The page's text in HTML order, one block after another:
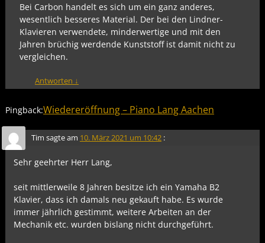
Bei Carbon handelt es sich um ein ganz anderes,
wesentlich besseres Material. Der bei den Lindner-
Klavieren verwendete, minderwertige und mit den
Jahren brüchig werdende Kunststoff ist damit nicht zu
vergleichen.
Antworten ↓
Pingback:Wiedereröffnung – Piano Lang Aachen
Tim sagte am 10. März 2021 um 10:42 :
Sehr geehrter Herr Lang,
seit mittlerweile 8 Jahren besitze ich ein Yamaha B2
Klavier, dass ich damals neu gekauft habe. Es wurde
immer jährlich gestimmt, weitere Arbeiten an der
Mechanik etc. wurden bislang nicht durchgeführt.